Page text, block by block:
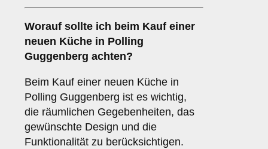
Worauf sollte ich beim Kauf einer
neuen Küche in Polling
Guggenberg achten?
Beim Kauf einer neuen Küche in
Polling Guggenberg ist es wichtig,
die räumlichen Gegebenheiten, das
gewünschte Design und die
Funktionalität zu berücksichtigen.